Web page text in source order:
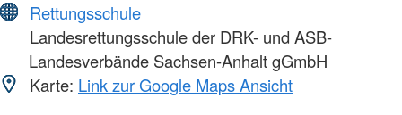
Rettungsschule
Landesrettungsschule der DRK- und ASB-
Landesverbände Sachsen-Anhalt gGmbH
Karte: Link zur Google Maps Ansicht